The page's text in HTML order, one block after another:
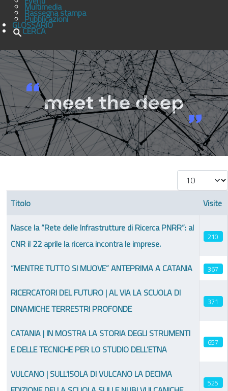
Multimedia
Rassegna stampa
Pubblicazioni
GLOSSARIO
CERCA
Visualizza #
Articoli
Titolo
Visite
Nasce la “Rete delle Infrastrutture di Ricerca PNRR”: al
CNR il 22 aprile la ricerca incontra le imprese.
210
“MENTRE TUTTO SI MUOVE” ANTEPRIMA A CATANIA 367
RICERCATORI DEL FUTURO | AL VIA LA SCUOLA DI
DINAMICHE TERRESTRI PROFONDE
371
CATANIA | IN MOSTRA LA STORIA DEGLI STRUMENTI
E DELLE TECNICHE PER LO STUDIO DELL’ETNA
657
VULCANO | SULL'ISOLA DI VULCANO LA DECIMA
525